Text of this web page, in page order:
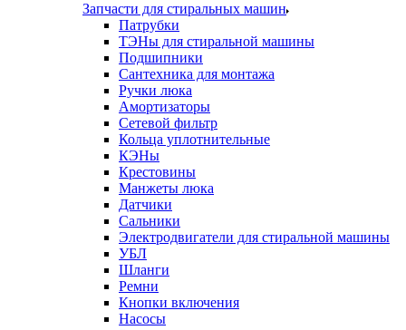
Запчасти для стиральных машин
Патрубки
ТЭНы для стиральной машины
Подшипники
Сантехника для монтажа
Ручки люка
Амортизаторы
Сетевой фильтр
Кольца уплотнительные
КЭНы
Крестовины
Манжеты люка
Датчики
Сальники
Электродвигатели для стиральной машины
УБЛ
Шланги
Ремни
Кнопки включения
Насосы